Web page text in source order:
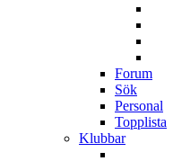
Forum
Sök
Personal
Topplista
Klubbar